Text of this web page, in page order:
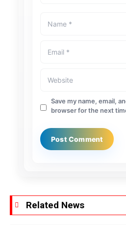
Save my name, email,
browser for the next
Related News